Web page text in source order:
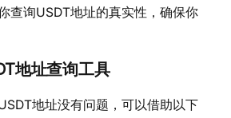
查询USDT地址的真实性，确保你
地址查询工具
地址没有问题，可以借助以下